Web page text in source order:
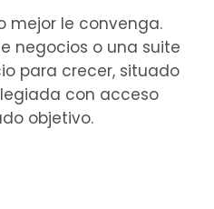
mejor le convenga.
negocios o una suite
para crecer, situado
con acceso
objetivo.